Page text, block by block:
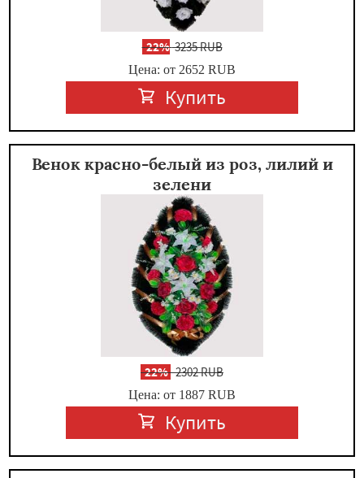
-22%3235 RUB
Цена: от 2652 RUB
Купить
Венок красно-белый из роз, лилий и
зелени
-22%2302 RUB
Цена: от 1887 RUB
Купить